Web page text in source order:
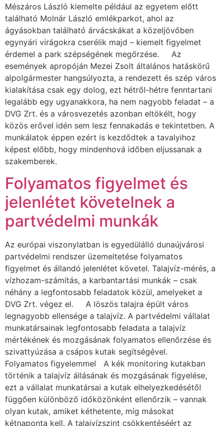
Mészáros László kiemelte például az egyetem előtt
található Molnár László emlékparkot, ahol az
ágyásokban található árvácskákat a közeljövőben
egynyári virágokra cserélik majd – kiemelt figyelmet
érdemel a park szépségének megőrzése. Az
események apropóján Mezei Zsolt általános hatáskörű
alpolgármester hangsúlyozta, a rendezett és szép város
kialakítása csak egy dolog, ezt hétről-hétre fenntartani
legalább egy ugyanakkora, ha nem nagyobb feladat – a
DVG Zrt. és a városvezetés azonban eltökélt, hogy
közös erővel idén sem lesz fennakadás e tekintetben. A
munkálatok éppen ezért is kezdődtek a tavalyihoz
képest előbb, hogy mindenhová időben eljussanak a
szakemberek.
Folyamatos figyelmet és
jelenlétet követelnek a
partvédelmi munkák
Az európai viszonylatban is egyedülálló dunaújvárosi
partvédelmi rendszer üzemeltetése folyamatos
figyelmet és állandó jelenlétet követel. Talajvíz-mérés, a
vízhozam-számítás, a karbantartási munkák – csak
néhány a legfontosabb feladatok közül, amelyeket a
DVG Zrt. végez el. A löszös talajra épült város
legnagyobb ellensége a talajvíz. A partvédelmi vállalat
munkatársainak legfontosabb feladata a talajvíz
mértékének és mozgásának folyamatos ellenőrzése és
szivattyúzása a csápos kutak segítségével.
Folyamatos figyelemmel A kék monitoring kutakban
történik a talajvíz állásának és mozgásának figyelése,
ezt a vállalat munkatársai a kutak elhelyezkedésétől
függően különböző időközönként ellenőrzik – vannak
olyan kutak, amiket kéthetente, míg másokat
kétnaponta kell. A talajvízszint csökkentéséért az